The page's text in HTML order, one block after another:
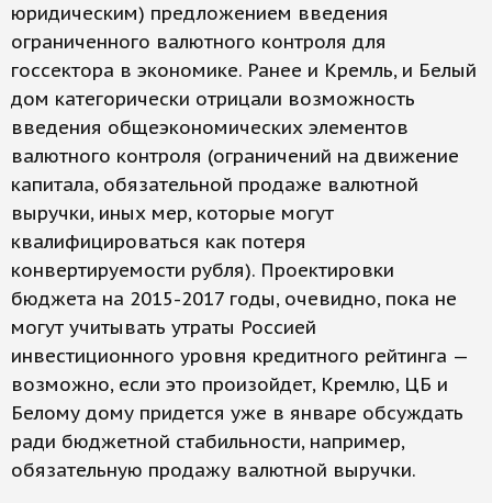
юридическим) предложением введения
ограниченного валютного контроля для
госсектора в экономике. Ранее и Кремль, и Белый
дом категорически отрицали возможность
введения общеэкономических элементов
валютного контроля (ограничений на движение
капитала, обязательной продаже валютной
выручки, иных мер, которые могут
квалифицироваться как потеря
конвертируемости рубля). Проектировки
бюджета на 2015-2017 годы, очевидно, пока не
могут учитывать утраты Россией
инвестиционного уровня кредитного рейтинга —
возможно, если это произойдет, Кремлю, ЦБ и
Белому дому придется уже в январе обсуждать
ради бюджетной стабильности, например,
обязательную продажу валютной выручки.